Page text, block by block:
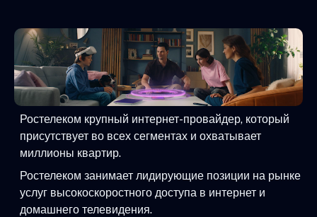
Ростелеком крупный интернет-провайдер, который
присутствует во всех сегментах и охватывает
миллионы квартир.
Ростелеком занимает лидирующие позиции на рынке
услуг высокоскоростного доступа в интернет и
домашнего телевидения.